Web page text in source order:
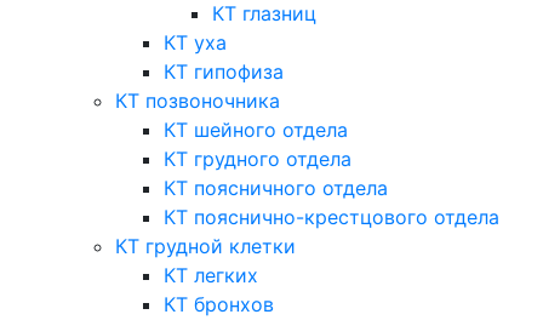
КТ глазниц
КТ уха
КТ гипофиза
КТ позвоночника
КТ шейного отдела
КТ грудного отдела
КТ поясничного отдела
КТ пояснично-крестцового отдела
КТ грудной клетки
КТ легких
КТ бронхов